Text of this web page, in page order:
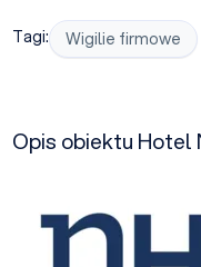
Tagi: Wigilie firmowe
Opis obiektu Hotel